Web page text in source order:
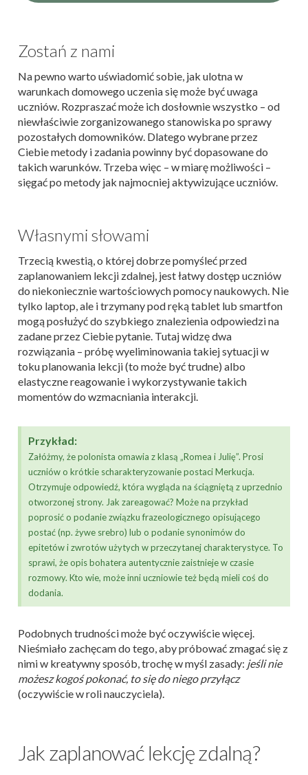
Zostań z nami
Na pewno warto uświadomić sobie, jak ulotna w
warunkach domowego uczenia się może być uwaga
uczniów. Rozpraszać może ich dosłownie wszystko – od
niewłaściwie zorganizowanego stanowiska po sprawy
pozostałych domowników. Dlatego wybrane przez
Ciebie metody i zadania powinny być dopasowane do
takich warunków. Trzeba więc – w miarę możliwości –
sięgać po metody jak najmocniej aktywizujące uczniów.
Własnymi słowami
Trzecią kwestią, o której dobrze pomyśleć przed
zaplanowaniem lekcji zdalnej, jest łatwy dostęp uczniów
do niekoniecznie wartościowych pomocy naukowych. Nie
tylko laptop, ale i trzymany pod ręką tablet lub smartfon
mogą posłużyć do szybkiego znalezienia odpowiedzi na
zadane przez Ciebie pytanie. Tutaj widzę dwa
rozwiązania – próbę wyeliminowania takiej sytuacji w
toku planowania lekcji (to może być trudne) albo
elastyczne reagowanie i wykorzystywanie takich
momentów do wzmacniania interakcji.
Przykład:
Załóżmy, że polonista omawia z klasą „Romea i Julię”. Prosi
uczniów o krótkie scharakteryzowanie postaci Merkucja.
Otrzymuje odpowiedź, która wygląda na ściągniętą z uprzednio
otworzonej strony. Jak zareagować? Może na przykład
poprosić o podanie związku frazeologicznego opisującego
postać (np. żywe srebro) lub o podanie synonimów do
epitetów i zwrotów użytych w przeczytanej charakterystyce. To
sprawi, że opis bohatera autentycznie zaistnieje w czasie
rozmowy. Kto wie, może inni uczniowie też będą mieli coś do
dodania.
Podobnych trudności może być oczywiście więcej.
Nieśmiało zachęcam do tego, aby próbować zmagać się z
nimi w kreatywny sposób, trochę w myśl zasady: jeśli nie
możesz kogoś pokonać, to się do niego przyłącz
(oczywiście w roli nauczyciela).
Jak zaplanować lekcję zdalną?